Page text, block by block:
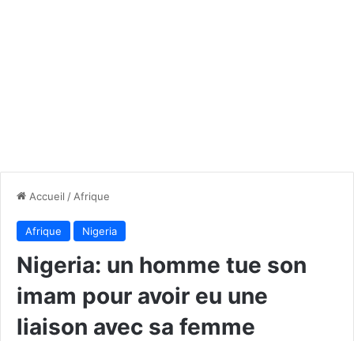
Accueil / Afrique
Afrique Nigeria
Nigeria: un homme tue son
imam pour avoir eu une
liaison avec sa femme